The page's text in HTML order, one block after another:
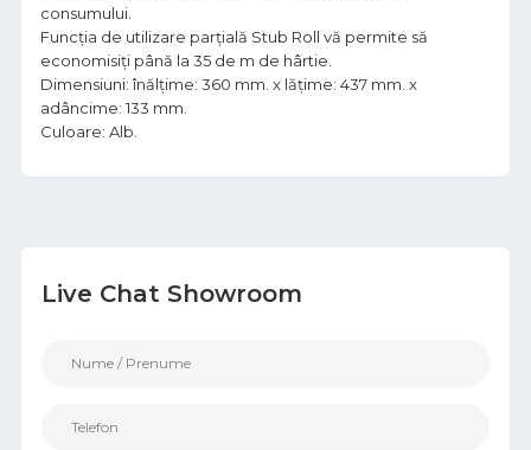
Live Chat Showroom
consumului.
Funcția de utilizare parțială Stub Roll vă permite să
economisiți până la 35 de m de hârtie.
Dimensiuni: înălțime: 360 mm. x lățime: 437 mm. x
adâncime: 133 mm.
Culoare: Alb.